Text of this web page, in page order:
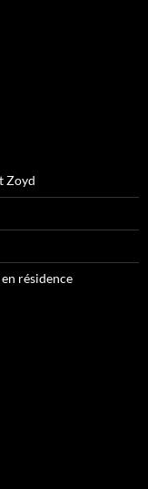
Zoyd
résidence